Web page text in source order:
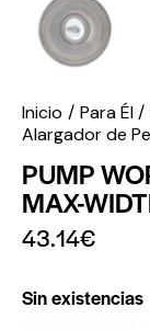
Inicio Para Él
Alargador de
PUMP
MAX-
43.14€
Sin existencias